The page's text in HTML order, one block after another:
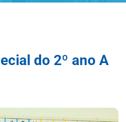
do 2º ano A